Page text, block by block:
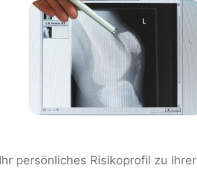
persönliches Risikoprofil zu Ihrer